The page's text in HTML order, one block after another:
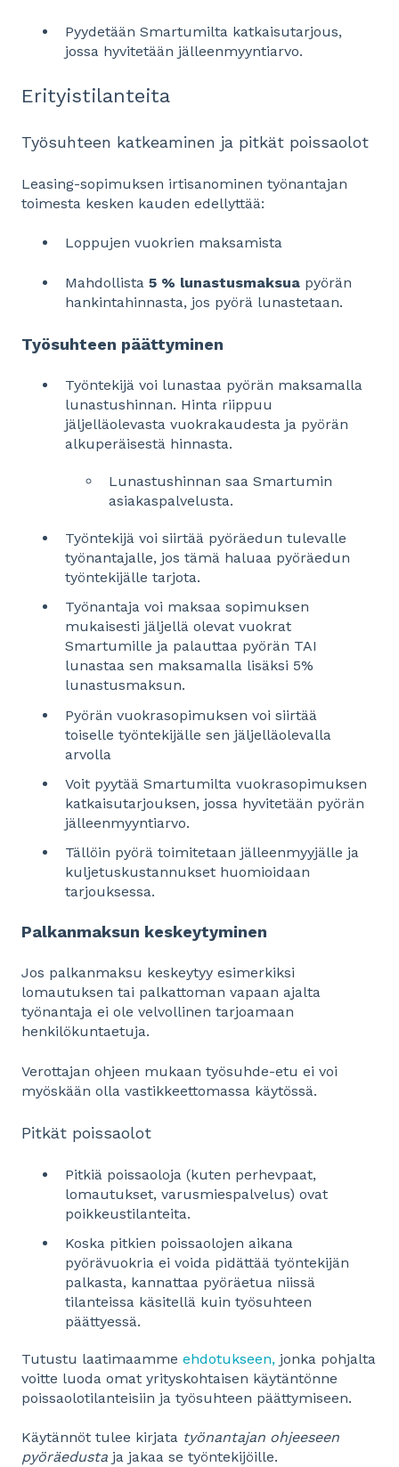
Pyydetään Smartumilta katkaisutarjous,
jossa hyvitetään jälleenmyyntiarvo.
Erityistilanteita
Työsuhteen katkeaminen ja pitkät poissaolot
Leasing-sopimuksen irtisanominen työnantajan
toimesta kesken kauden edellyttää:
Loppujen vuokrien maksamista
Mahdollista 5 % lunastusmaksua pyörän
hankintahinnasta, jos pyörä lunastetaan.
Työsuhteen päättyminen
Työntekijä voi lunastaa pyörän maksamalla
lunastushinnan. Hinta riippuu
jäljelläolevasta vuokrakaudesta ja pyörän
alkuperäisestä hinnasta.
Lunastushinnan saa Smartumin
asiakaspalvelusta.
Työntekijä voi siirtää pyöräedun tulevalle
työnantajalle, jos tämä haluaa pyöräedun
työntekijälle tarjota.
Työnantaja voi maksaa sopimuksen
mukaisesti jäljellä olevat vuokrat
Smartumille ja palauttaa pyörän TAI
lunastaa sen maksamalla lisäksi 5%
lunastusmaksun.
Pyörän vuokrasopimuksen voi siirtää
toiselle työntekijälle sen jäljelläolevalla
arvolla
Voit pyytää Smartumilta vuokrasopimuksen
katkaisutarjouksen, jossa hyvitetään pyörän
jälleenmyyntiarvo.
Tällöin pyörä toimitetaan jälleenmyyjälle ja
kuljetuskustannukset huomioidaan
tarjouksessa.
Palkanmaksun keskeytyminen
Jos palkanmaksu keskeytyy esimerkiksi
lomautuksen tai palkattoman vapaan ajalta
työnantaja ei ole velvollinen tarjoamaan
henkilökuntaetuja.
Verottajan ohjeen mukaan työsuhde-etu ei voi
myöskään olla vastikkeettomassa käytössä.
Pitkät poissaolot
Pitkiä poissaoloja (kuten perhevpaat,
lomautukset, varusmiespalvelus) ovat
poikkeustilanteita.
Koska pitkien poissaolojen aikana
pyörävuokria ei voida pidättää työntekijän
palkasta, kannattaa pyöräetua niissä
tilanteissa käsitellä kuin työsuhteen
päättyessä.
Tutustu laatimaamme ehdotukseen, jonka pohjalta
voitte luoda omat yrityskohtaisen käytäntönne
poissaolotilanteisiin ja työsuhteen päättymiseen.
Käytännöt tulee kirjata työnantajan ohjeeseen
pyöräedusta ja jakaa se työntekijöille.